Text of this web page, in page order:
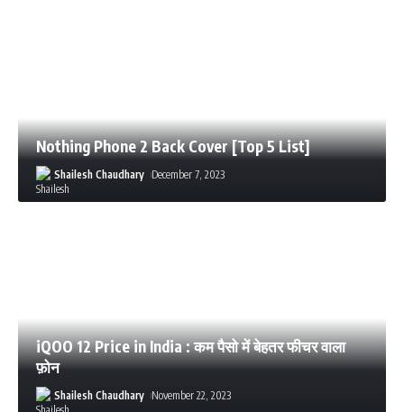
Nothing Phone 2 Back Cover [Top 5 List]
Shailesh Chaudhary December 7, 2023
iQOO 12 Price in India : कम पैसो में बेहतर फीचर वाला
फ़ोन
Shailesh Chaudhary November 22, 2023